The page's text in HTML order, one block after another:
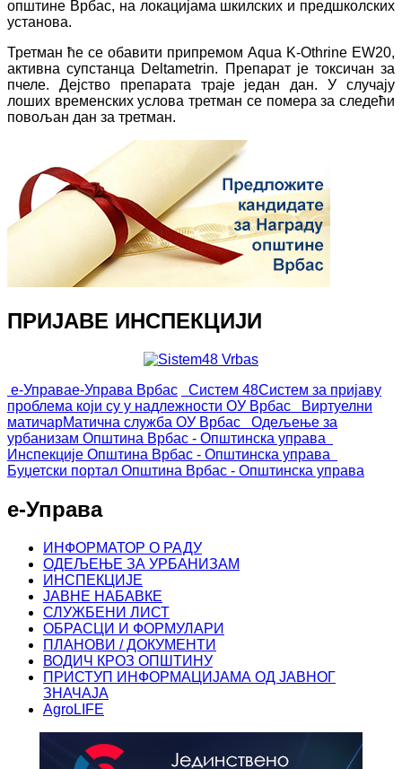
општине Врбас, на локацијама шкилских и предшколских
установа.
Третман ће се обавити припремом Aqua K-Othrine EW20,
aктивна супстанца Deltametrin. Препарат је токсичан за
пчеле. Дејство препарата траје један дан. У случају
лоших временских услова третман се помера за следећи
повољан дан за третман.
ПРИЈАВЕ ИНСПЕКЦИЈИ
е-Управае-Управа Врбас Систем 48Систем за пријаву
проблема који су у надлежности ОУ Врбас
Виртуелни
матичарМатична служба ОУ Врбас
Одељење за
урбанизам Општина Врбас - Општинска управа
Инспекције Општина Врбас - Општинска управа
Буџетски портал Општина Врбас - Општинска управа
е-Управа
ИНФОРМАТОР О РАДУ
ОДЕЉЕЊЕ ЗА УРБАНИЗАМ
ИНСПЕКЦИЈЕ
ЈАВНЕ НАБАВКЕ
СЛУЖБЕНИ ЛИСТ
ОБРАСЦИ И ФОРМУЛАРИ
ПЛАНОВИ / ДОКУМЕНТИ
ВОДИЧ КРОЗ ОПШТИНУ
ПРИСТУП ИНФОРМАЦИЈАМА ОД ЈАВНОГ
ЗНАЧАЈА
AgroLIFE